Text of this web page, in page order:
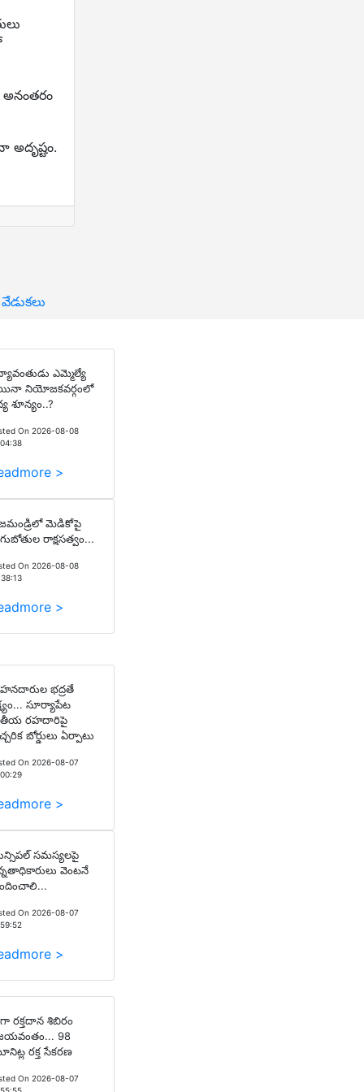
ఎమ్మెల్యే
నియోజకవర్గంలో
శూన్యం..?
On 2026-08-08
>
మెడికోపై
రాక్షసత్వం...
On 2026-08-08
>
భద్రతే
సూర్యాపేట
రహదారిపై
బోర్డులు ఏర్పాటు
On 2026-08-07
>
సమస్యలపై
వెంటనే
On 2026-08-07
>
రక్తదాన శిబిరం
98
రక్త సేకరణ
On 2026-08-07